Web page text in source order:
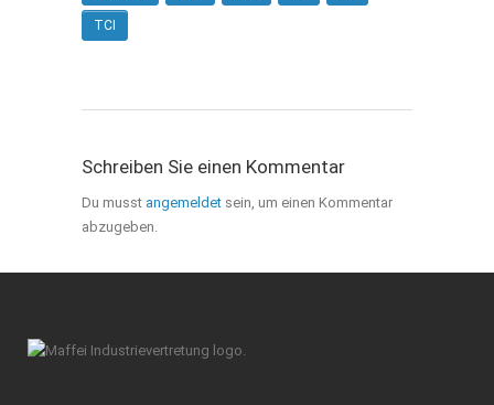
TCI
Schreiben Sie einen Kommentar
Du musst angemeldet sein, um einen Kommentar
abzugeben.